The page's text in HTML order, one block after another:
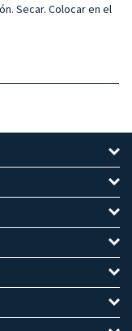
Secar. Colocar en el